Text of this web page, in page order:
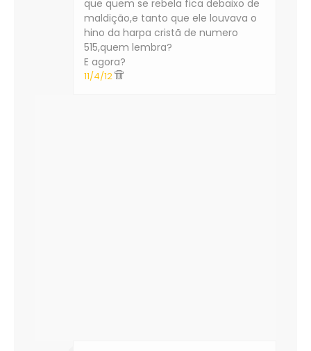
que quem se rebela fica debaixo de
maldição,e tanto que ele louvava o
hino da harpa cristã de numero
515,quem lembra?
E agora?
11/4/12